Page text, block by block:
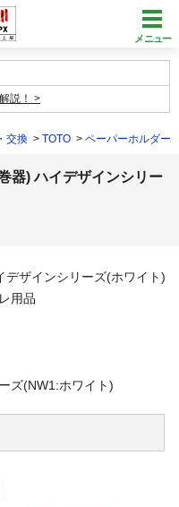
メニュー
説！
交換 TOTO ペーパーホルダー
器) ハイデザインシリー
ズ(NW1:ホワイト)